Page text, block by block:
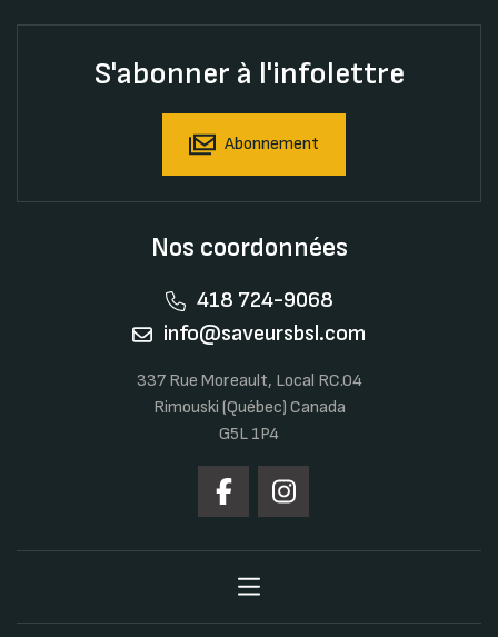
S'abonner à l'infolettre
Abonnement
Nos coordonnées
418 724-9068
info@saveursbsl.com
337 Rue Moreault, Local RC.04
Rimouski (Québec) Canada
G5L 1P4